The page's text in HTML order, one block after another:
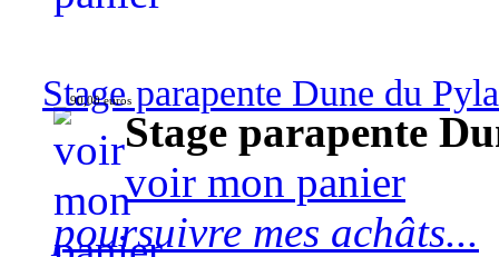
Stage parapente Dune du
90,00 euros
Stage parapente
voir mon panier
poursuivre mes achâts...